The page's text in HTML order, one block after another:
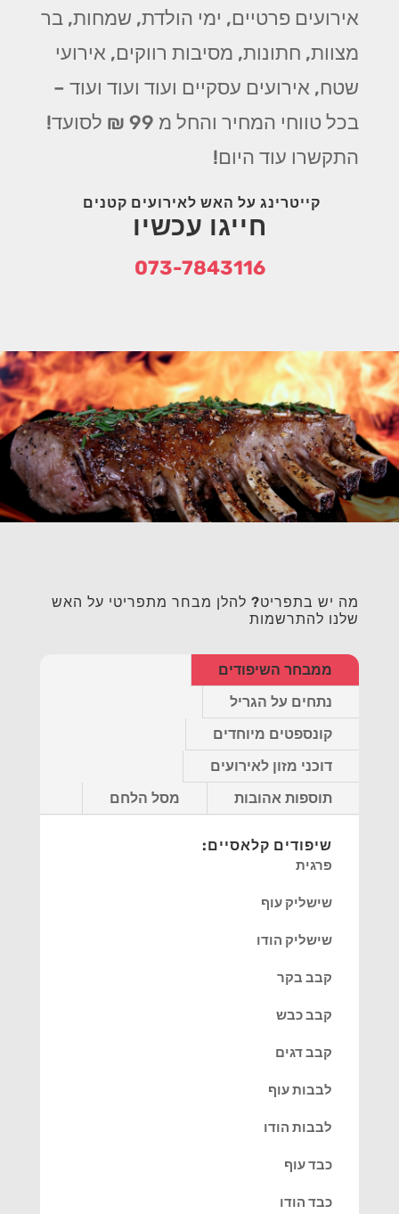
אירועים פרטיים, ימי הולדת, שמחות, בר
מצוות, חתונות, מסיבות רווקים, אירועי
שטח, אירועים עסקיים ועוד ועוד ועוד –
בכל טווחי המחיר והחל מ 99 ₪ לסועד!
התקשרו עוד היום!
קייטרינג על האש לאירועים קטנים
חייגו עכשיו
073-7843116
מה יש בתפריט? להלן מבחר מתפריטי על האש
שלנו להתרשמות
ממבחר השיפודים
נתחים על הגריל
קונספטים מיוחדים
דוכני מזון לאירועים
תוספות אהובות
מסל הלחם
שיפודים קלאסיים:
פרגית
שישליק עוף
שישליק הודו
קבב בקר
קבב כבש
קבב דגים
לבבות עוף
לבבות הודו
כבד עוף
כבד הודו